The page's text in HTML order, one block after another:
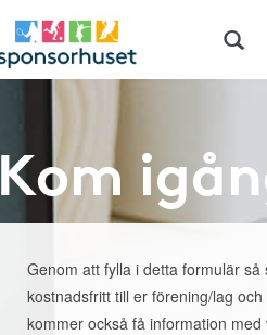
Kom
Genom att fylla i detta formulär så
kostnadsfritt till er förening/lag
kommer också få information